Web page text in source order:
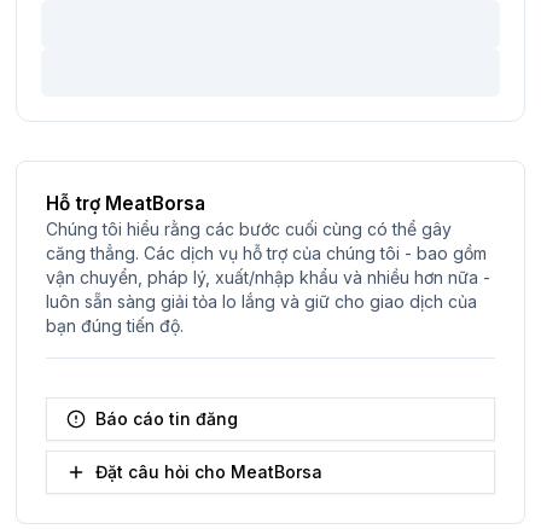
Hỗ trợ MeatBorsa
Chúng tôi hiểu rằng các bước cuối cùng có thể gây
căng thẳng. Các dịch vụ hỗ trợ của chúng tôi - bao gồm
vận chuyển, pháp lý, xuất/nhập khẩu và nhiều hơn nữa -
luôn sẵn sàng giải tỏa lo lắng và giữ cho giao dịch của
bạn đúng tiến độ.
Báo cáo tin đăng
Đặt câu hỏi cho MeatBorsa